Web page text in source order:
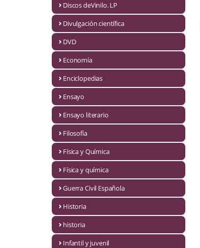
Discos deVinilo. LP
Divulgación científica
Ensayo literario
Discos deVinilo. LP
Divulgación científica
DVD
Economía
Enciclopedias
Ensayo
Ensayo literario
Filosofía
Física y Química
Física y química
Guerra Civil Española
Historia
historia
Infantil y juvenil